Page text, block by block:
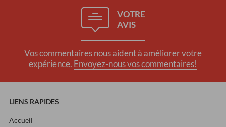
VOTRE
AVIS
Vos commentaires nous aident à améliorer votre
expérience. Envoyez-nous vos commentaires!
LIENS RAPIDES
Accueil